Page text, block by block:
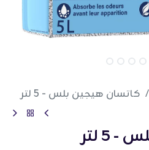
كاتسان هيجين بلس - 5 لتر
لتر